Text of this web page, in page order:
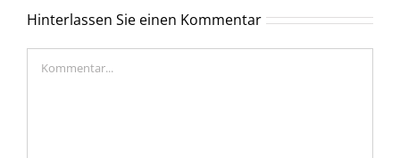
Hinterlassen Sie einen Kommentar